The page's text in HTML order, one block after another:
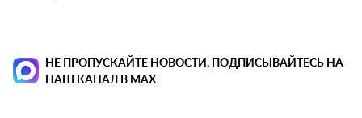
НЕ ПРОПУСКАЙТЕ НОВОСТИ, ПОДПИСЫВАЙТЕСЬ НА
НАШ КАНАЛ В MAX